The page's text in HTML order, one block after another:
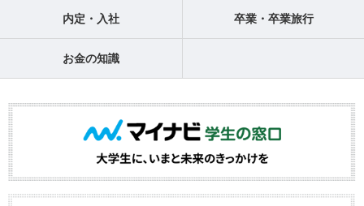
内定・入社 卒業・卒業旅行
お金の知識